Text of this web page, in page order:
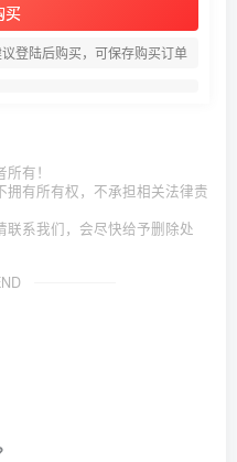
买
登陆后购买，可保存购买订单
有！
有所有权，不承担相关法律责
系我们，会尽快给予删除处